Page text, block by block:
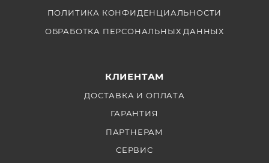
ПОЛИТИКА КОНФИДЕНЦИАЛЬНОСТИ
ОБРАБОТКА ПЕРСОНАЛЬНЫХ ДАННЫХ
КЛИЕНТАМ
ДОСТАВКА И ОПЛАТА
ГАРАНТИЯ
ПАРТНЕРАМ
СЕРВИС